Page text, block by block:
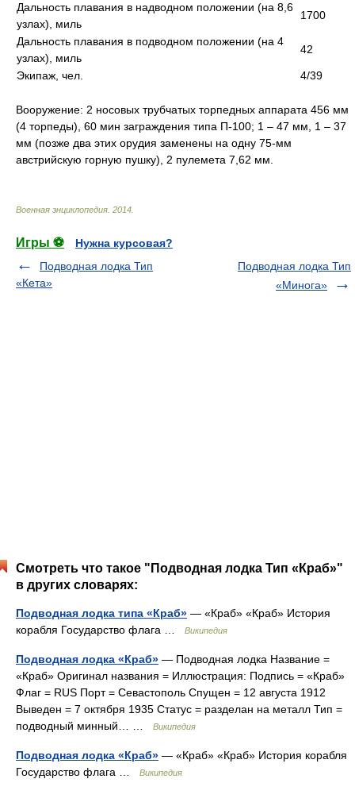
Дальность плавания в надводном положении (на 8,6
узлах), миль
1700
Дальность плавания в подводном положении (на 4
узлах), миль
42
Экипаж, чел. 4/39
Вооружение: 2 носовых трубчатых торпедных аппарата 456 мм
(4 торпеды), 60 мин заграждения типа П-100; 1 – 47 мм, 1 – 37
мм (позже два этих орудия заменены на одну 75-мм
австрийскую горную пушку), 2 пулемета 7,62 мм.
Военная энциклопедия 2014
Игры ⚽
Нужна курсовая?
Подводная лодка Тип
«Кета»
Подводная лодка Тип
«Минога»
Смотреть что такое "Подводная лодка Тип «Краб»"
в других словарях:
Подводная лодка типа «Краб» — «Краб» «Краб» История
корабля Государство флага …
Википедия
Подводная лодка «Краб» — Подводная лодка Название =
«Краб» Оригинал названия = Иллюстрация: Подпись = «Краб»
Флаг = RUS Порт = Севастополь Спущен = 12 августа 1912
Выведен = 7 октября 1935 Статус = разделан на металл Тип =
подводный минный… …
Википедия
Подводная лодка «Краб» — «Краб» «Краб» История корабля
Государство флага …
Википедия